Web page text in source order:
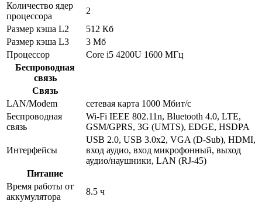
Количество ядер
процессора
2
Размер кэша L2
512 Кб
Размер кэша L3
3 Мб
Процессор
Core i5 4200U 1600 МГц
Беспроводная
связь
Связь
LAN/Modem
сетевая карта 1000 Мбит/c
Беспроводная
связь
Wi-Fi IEEE 802.11n, Bluetooth 4.0, LTE,
GSM/GPRS, 3G (UMTS), EDGE, HSDPA
Интерфейсы
USB 2.0, USB 3.0x2, VGA (D-Sub), HDMI,
вход аудио, вход микрофонный, выход
аудио/наушники, LAN (RJ-45)
Питание
Время работы от
аккумулятора
8.5 ч